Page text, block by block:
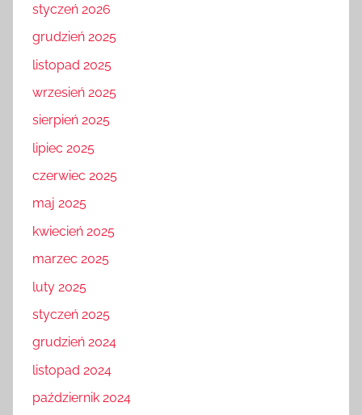
styczeń 2026
grudzień 2025
listopad 2025
wrzesień 2025
sierpień 2025
lipiec 2025
czerwiec 2025
maj 2025
kwiecień 2025
marzec 2025
luty 2025
styczeń 2025
grudzień 2024
listopad 2024
październik 2024